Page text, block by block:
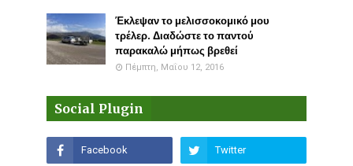
Έκλεψαν το μελισσοκομικό μου
τρέλερ. Διαδώστε το παντού
παρακαλώ μήπως βρεθεί
Πέμπτη, Μαΐου 12, 2016
Social Plugin